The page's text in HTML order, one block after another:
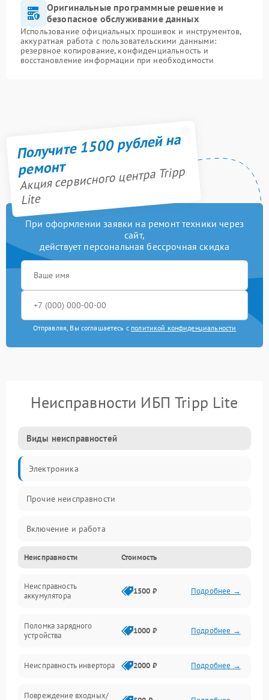
Оригинальные программные решение и
безопасное обслуживание данных
Использование официальных прошивок и инструментов,
аккуратная работа с пользовательскими данными:
резервное копирование, конфиденциальность и
восстановление информации при необходимости
Получите 1500 рублей на
ремонт
Акция сервисного центра Tripp
Lite
При оформлении заявки на ремонт техники через
сайт,
действует персональная бессрочная скидка
Отправляя, Вы соглашаетесь с политикой конфиденциальности
Неисправности ИБП Tripp Lite
Виды неисправностей
Электроника
Прочие неисправности
Включение и работа
Работа с нагрузкой
Звук и индикация
Неисправности Стоимость
Неисправность
аккумулятора
1500 ₽ Подробнее →
Поломка зарядного
устройства
1000 ₽ Подробнее →
Неисправность инвертора 2000 ₽ Подробнее →
Повреждение входных/